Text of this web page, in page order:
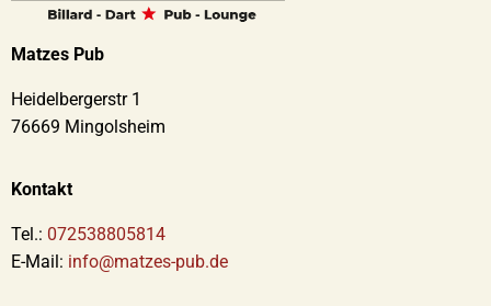
Matzes Pub
Heidelbergerstr 1
76669 Mingolsheim
Kontakt
Tel.: 072538805814
E-Mail: info@matzes-pub.de